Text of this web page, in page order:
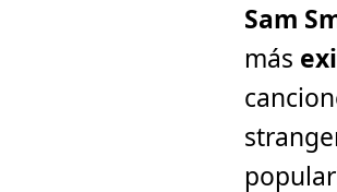
Sam
más